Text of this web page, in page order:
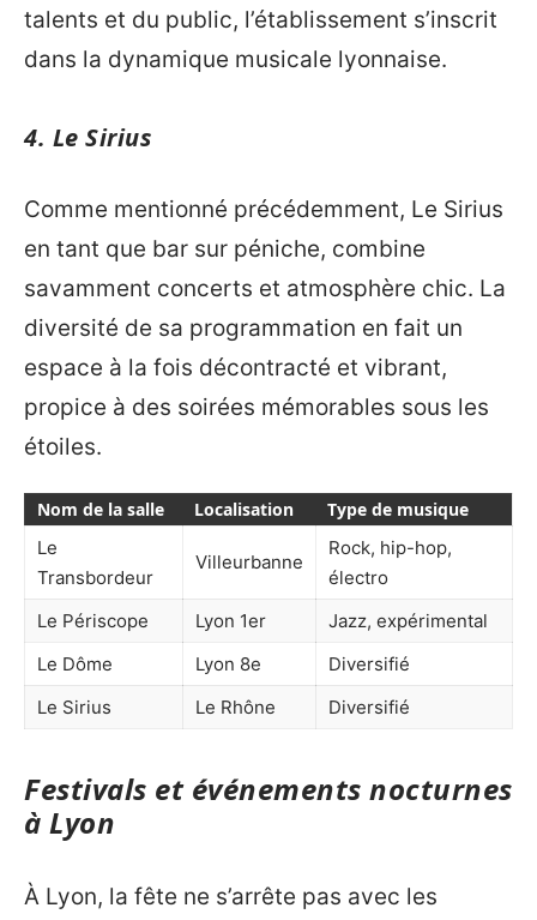
talents et du public, l’établissement s’inscrit
dans la dynamique musicale lyonnaise.
4. Le Sirius
Comme mentionné précédemment, Le Sirius
en tant que bar sur péniche, combine
savamment concerts et atmosphère chic. La
diversité de sa programmation en fait un
espace à la fois décontracté et vibrant,
propice à des soirées mémorables sous les
étoiles.
Nom de la salle Localisation
Type de musique
Le
Transbordeur
Villeurbanne
Rock, hip-hop,
électro
Le Périscope
Lyon 1er
Jazz, expérimental
Le Dôme
Lyon 8e
Diversifié
Le Sirius
Le Rhône Diversifié
Festivals et événements nocturnes
à Lyon
À Lyon, la fête ne s’arrête pas avec les